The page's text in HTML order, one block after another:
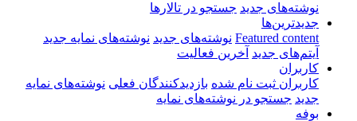
نوشته‌های جدید جستجو در تالارها
جدیدترین‌ها
Featured content نوشته‌های جدید نوشته‌های نمایه جدید
آیتم‌های جدید آخرین فعالیت
کاربران
کاربران ثبت نام شده بازدیدکنندگان فعلی نوشته‌های نمایه
جدید جستجو در نوشته‌های نمایه
بوفه